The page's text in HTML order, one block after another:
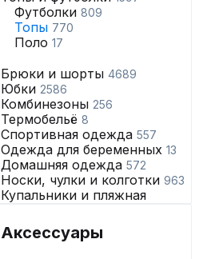
Футболки 809
Топы 770
Поло 17
Брюки и шорты 4689
Юбки 2586
Комбинезоны 256
Термобельё 8
Спортивная одежда 557
Одежда для беременных 13
Домашняя одежда 572
Носки, чулки и колготки 963
Купальники и пляжная
Нижнее бельё
Аксессуары